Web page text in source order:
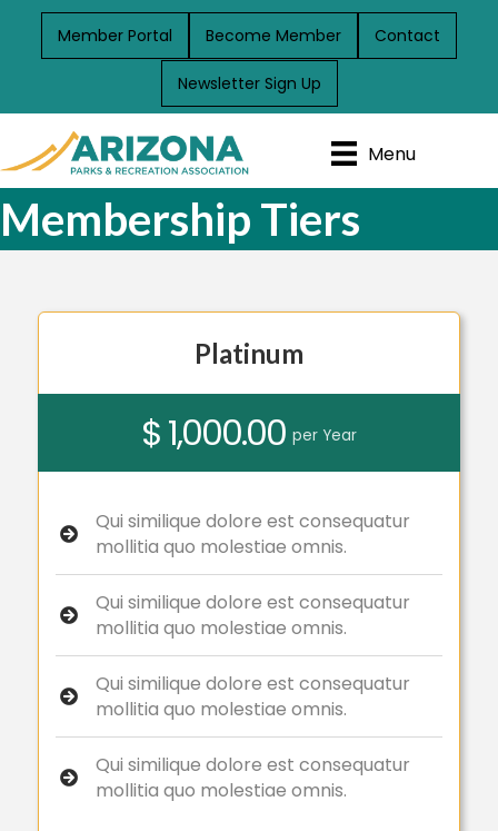
Member Portal Become Member Contact
Newsletter Sign Up
Menu
Membership Tiers
Platinum
$ 1,000.00 per Year
Qui similique dolore est consequatur
mollitia quo molestiae omnis.
Qui similique dolore est consequatur
mollitia quo molestiae omnis.
Qui similique dolore est consequatur
mollitia quo molestiae omnis.
Qui similique dolore est consequatur
mollitia quo molestiae omnis.